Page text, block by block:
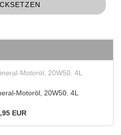
Motoröl, 20W50. 4L
EUR